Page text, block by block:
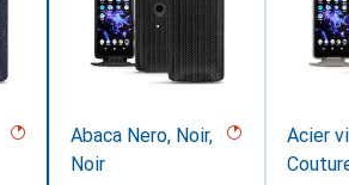
Abaca Nero, Noir,
Noir
Acier